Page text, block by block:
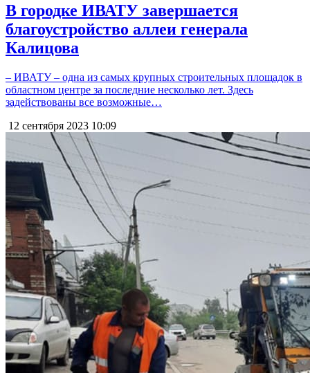
В городке ИВАТУ завершается
благоустройство аллеи генерала
Калицова
– ИВАТУ – одна из самых крупных строительных площадок в
областном центре за последние несколько лет. Здесь
задействованы все возможные…
12 сентября 2023 10:09